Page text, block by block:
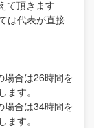
て頂きます
は代表が直接
場合は26時間を
す。
場合は34時間を
す。